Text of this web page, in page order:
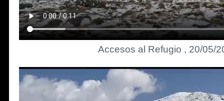
Accesos al Refugio , 20/05/